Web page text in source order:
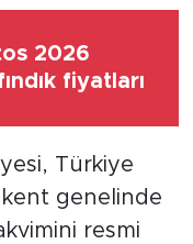
2026
fiyatları
Türkiye
kent genelinde
resmi